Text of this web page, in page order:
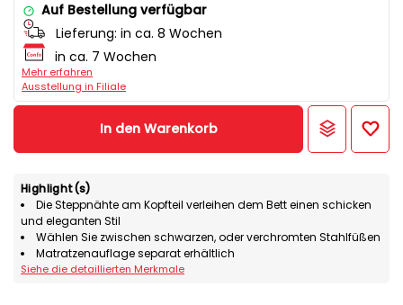
Auf Bestellung verfügbar
Lieferung: in ca. 8 Wochen
in ca. 7 Wochen
Mehr erfahren
Ausstellung in Filiale
In den Warenkorb
Highlight(s)
Die Steppnähte am Kopfteil verleihen dem Bett einen schicken
und eleganten Stil
Wählen Sie zwischen schwarzen, oder verchromten Stahlfüßen
Matratzenauflage separat erhältlich
Siehe die detaillierten Merkmale